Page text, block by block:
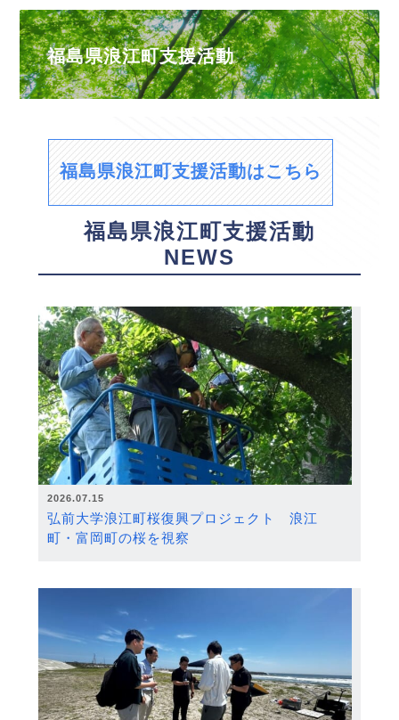
福島県浪江町支援活動
福島県浪江町支援活動はこちら
福島県浪江町支援活動
NEWS
2026.07.15
弘前大学浪江町桜復興プロジェクト 浪江
町・富岡町の桜を視察